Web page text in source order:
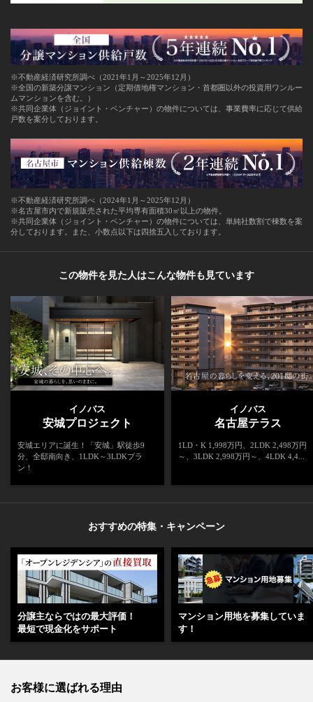
※不動産経済研究所調べ（2021年1月～2025年12月）
※全国の新築分譲マンション（定期借地権マンション・首都圏以外の投資用ワンルー
ムマンションを含む。）
※共同企業体（ジョイント・ベンチャー）の物件については、事業費率に応じて供給
戸数を案分しております。
※不動産経済研究所調べ（2024年1月～2025年12月）
※名古屋市内で新規販売された平均専有面積30㎡以上の物件。
※共同企業体（ジョイント・ベンチャー）の物件については、単純社数割で棟数を案
分しております。また、小数点以下は四捨五入しております。
この物件を見た人はこんな物件も見ています
イノバス
安城プロジェクト
安城エリアに誕生！「安城」駅徒歩9
分、全邸南向き、1LDK～3LDKプラ
ン！
イノバス
名古屋テラス
1LD・K 1,998万円、2LDK 2,498万円
～、3LDK 2,998万円～、4LDK 4,4...
おすすめの特集・キャンペーン
分譲主ならではの最大評価！
最短で現金化をサポート
マンション用地を募集していま
す！
お客様に選ばれる理由